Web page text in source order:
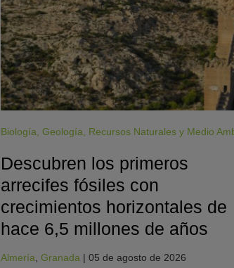
Biología ,Geología Recursos Naturales y Medio
Descubren los primeros
arrecifes fósiles con
crecimientos horizontales de
hace 6,5 millones de años
Almería ,Granada |05 de agosto de 2026